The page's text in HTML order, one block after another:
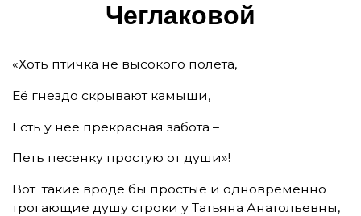
Чег­ла­ко­вой
«Хоть птичка не высокого полета,
Её гнездо скрывают камыши,
Есть у неё прекрасная забота –
Петь песенку простую от души»!
Вот такие вроде бы простые и одновременно
трогающие душу строки у Татьяна Анатольевны,